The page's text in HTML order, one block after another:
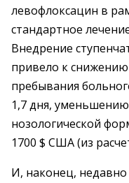
левофлоксацин в
стандартное
Внедрение
привело к
пребывания
1,7 дня,
нозологической
1700 $ США (из
И, наконец,